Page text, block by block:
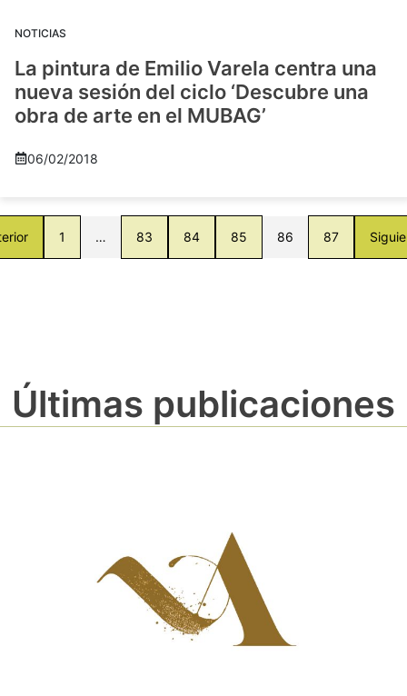
NOTICIAS
La pintura de Emilio Varela centra una
nueva sesión del ciclo ‘Descubre una
obra de arte en el MUBAG’
06/02/2018
1 … 83 84 85 86 87
Últimas publicaciones